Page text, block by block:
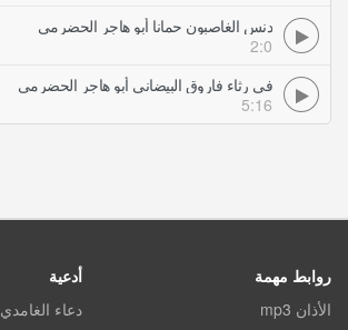
دنس الغاصبون حمانا أبو هاجر الحضرمي
2:0
في رثاء فاروق البيضاني أبو هاجر الحضرمي
5:16
روابط مهمة
الأذان mp3
أدعية
دعاء الغامدي